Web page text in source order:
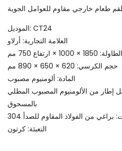
الموديل: CT24
العلامة التجارية: أرلاو
1000 × ارتفاع 750 مم
حجم الكرسي: 620 × 650 × 890 مم
المادة: ألومنيوم مصبوب
إطار من الألومنيوم المصبوب المطلي
بالمسحوق
براغي من الفولاذ المقاوم للصدأ 304
التعبئة: كرتون